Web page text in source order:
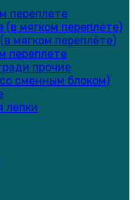
переплете
(в мягком переплёте)
мягком переплёте)
переплете
прочие
сменным блоком)
лепки